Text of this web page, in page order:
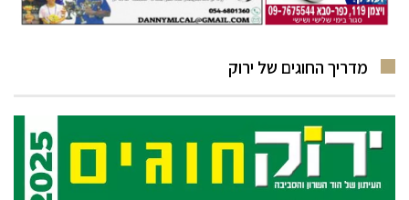
מדריך החוגים של ירוק